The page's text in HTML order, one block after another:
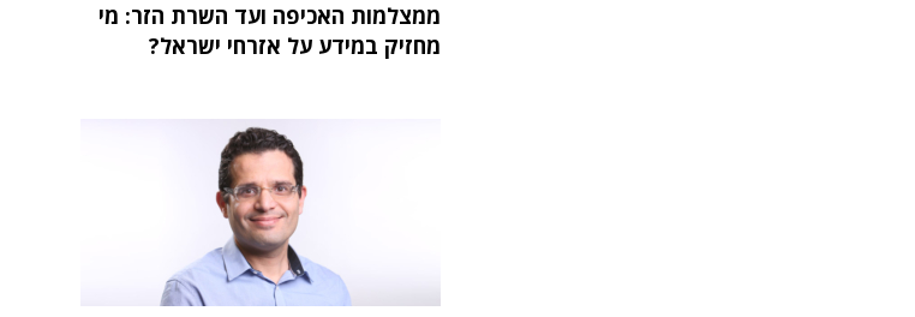
ממצלמות האכיפה ועד השרת הזר: מי
מחזיק במידע על אזרחי ישראל?